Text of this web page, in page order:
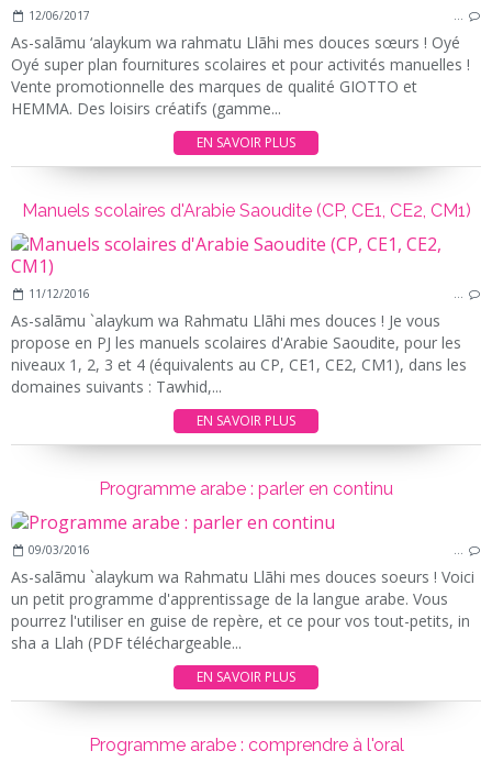
12/06/2017 …
As-salãmu ‘alaykum wa rahmatu Llãhi mes douces sœurs ! Oyé
Oyé super plan fournitures scolaires et pour activités manuelles !
Vente promotionnelle des marques de qualité GIOTTO et
HEMMA. Des loisirs créatifs (gamme...
EN SAVOIR PLUS
Manuels scolaires d'Arabie Saoudite (CP, CE1, CE2, CM1)
11/12/2016 …
As-salãmu `alaykum wa Rahmatu Llãhi mes douces ! Je vous
propose en PJ les manuels scolaires d'Arabie Saoudite, pour les
niveaux 1, 2, 3 et 4 (équivalents au CP, CE1, CE2, CM1), dans les
domaines suivants : Tawhid,...
EN SAVOIR PLUS
Programme arabe : parler en continu
09/03/2016 …
As-salãmu `alaykum wa Rahmatu Llãhi mes douces soeurs ! Voici
un petit programme d'apprentissage de la langue arabe. Vous
pourrez l'utiliser en guise de repère, et ce pour vos tout-petits, in
sha a Llah (PDF téléchargeable...
EN SAVOIR PLUS
Programme arabe : comprendre à l'oral